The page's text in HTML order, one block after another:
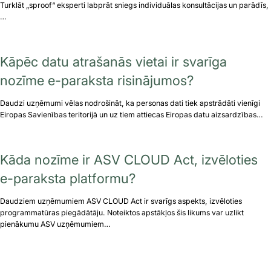
Turklāt „sproof“ eksperti labprāt sniegs individuālas konsultācijas un parādīs,
…
Kāpēc datu atrašanās vietai ir svarīga
nozīme e-paraksta risinājumos?
Daudzi uzņēmumi vēlas nodrošināt, ka personas dati tiek apstrādāti vienīgi
Eiropas Savienības teritorijā un uz tiem attiecas Eiropas datu aizsardzības…
Kāda nozīme ir ASV CLOUD Act, izvēloties
e-paraksta platformu?
Daudziem uzņēmumiem ASV CLOUD Act ir svarīgs aspekts, izvēloties
programmatūras piegādātāju. Noteiktos apstākļos šis likums var uzlikt
pienākumu ASV uzņēmumiem…